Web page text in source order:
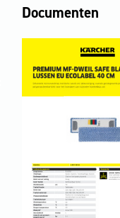
Documenten